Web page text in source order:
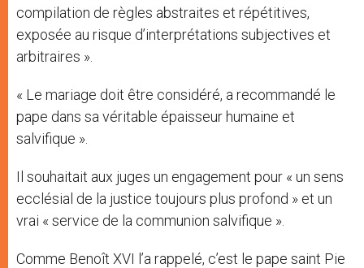
compilation de règles abstraites et répétitives,
exposée au risque d’interprétations subjectives et
arbitraires ».
« Le mariage doit être considéré, a recommandé le
pape dans sa véritable épaisseur humaine et
salvifique ».
Il souhaitait aux juges un engagement pour « un sens
ecclésial de la justice toujours plus profond » et un
vrai « service de la communion salvifique ».
Comme Benoît XVI l’a rappelé, c’est le pape saint Pie